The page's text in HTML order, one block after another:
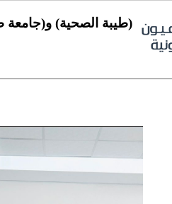
(طيبة الصحية)